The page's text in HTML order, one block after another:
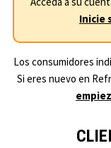
Inicie
Los consumidores
Si eres nuevo en